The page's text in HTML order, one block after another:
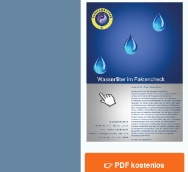
👉 PDF kostenlos